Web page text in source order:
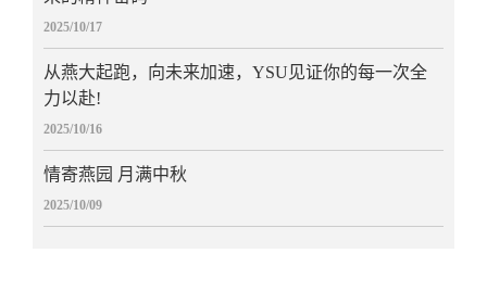
2025/10/17
从燕大起跑，向未来加速，YSU见证你的每一次全
力以赴!
2025/10/16
情寄燕园 月满中秋
2025/10/09